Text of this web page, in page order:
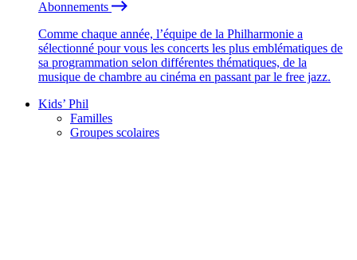
Abonnements
Comme chaque année, l’équipe de la Philharmonie a
sélectionné pour vous les concerts les plus emblématiques de
sa programmation selon différentes thématiques, de la
musique de chambre au cinéma en passant par le free jazz.
Kids’ Phil
Familles
Groupes scolaires